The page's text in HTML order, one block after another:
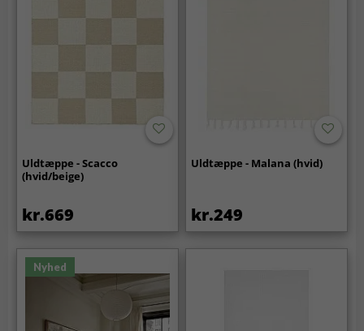
Uldtæppe - Scacco
(hvid/beige)
kr.669
Uldtæppe - Malana (hvid)
kr.249
Nyhed